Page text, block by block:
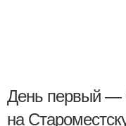
День первый —
на